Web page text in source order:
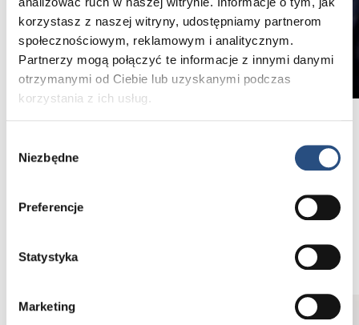
korzystasz z naszej witryny, udostępniamy partnerom
społecznościowym, reklamowym i analitycznym.
Partnerzy mogą połączyć te informacje z innymi danymi
otrzymanymi od Ciebie lub uzyskanymi podczas
korzystania z ich usług.
zgody
Niezbędne
Preferencje
Statystyka
Marketing
Co więcej, naprawa będzie przeprowadzona
Dożywotnia gwarancja na części